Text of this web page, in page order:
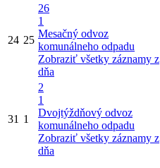
24 25
26
1
Mesačný odvoz
komunálneho odpadu
Zobraziť všetky záznamy z
dňa
31 1
2
1
Dvojtýždňový odvoz
komunálneho odpadu
Zobraziť všetky záznamy z
dňa